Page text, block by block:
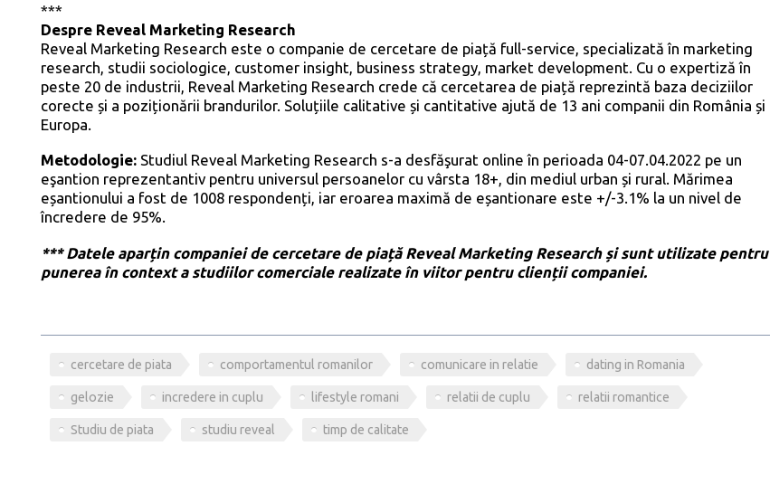
***
Despre Reveal Marketing Research
Reveal Marketing Research este o companie de cercetare de piață full-service, specializată în marketing
research, studii sociologice, customer insight, business strategy, market development. Cu o expertiză în
peste 20 de industrii, Reveal Marketing Research crede că cercetarea de piață reprezintă baza deciziilor
corecte și a poziționării brandurilor. Soluțiile calitative și cantitative ajută de 13 ani companii din România și
Europa.
Metodologie: Studiul Reveal Marketing Research s-a desfăşurat online în perioada 04-07.04.2022 pe un
eşantion reprezentantiv pentru universul persoanelor cu vârsta 18+, din mediul urban și rural. Mărimea
eșantionului a fost de 1008 respondenți, iar eroarea maximă de eșantionare este +/-3.1% la un nivel de
încredere de 95%.
*** Datele aparțin companiei de cercetare de piață Reveal Marketing Research și sunt utilizate pentru
punerea în context a studiilor comerciale realizate în viitor pentru clienții companiei.
cercetare de piata comportamentul romanilor comunicare in relatie dating in Romania
gelozie incredere in cuplu lifestyle romani relatii de cuplu relatii romantice
Studiu de piata studiu reveal timp de calitate